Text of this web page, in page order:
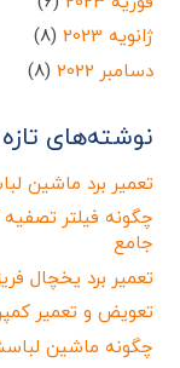
ژانویه 2023
(8)
دسامبر 2022
(8)
نوشته‌های تازه
تعمیر برد ماشین
چگونه فیلتر
جامع
تعمیر برد یخچال
تعویض و تعمیر
چگونه ماشین